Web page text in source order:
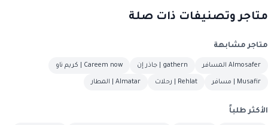
متاجر وتصنيفات ذات صلة
متاجر مشابهة
Almosafer المسافر gathern | جاذر إن Careem now | كريم ناو
Musafir | مسافر Rehlat | رحلات Almatar | المطار
الأكثر طلباً